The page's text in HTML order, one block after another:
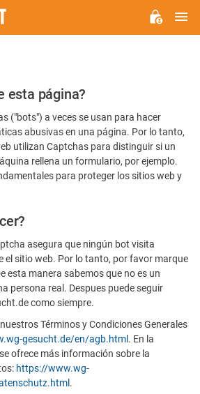
esta página?
("bots") a veces se usan para hacer
abusivas en una página. Por lo tanto,
utilizan Captchas para distinguir si un
rellena un formulario, por ejemplo.
para proteger los sitios web y
asegura que ningún bot visita
el sitio web. Por lo tanto, por favor marque
esta manera sabemos que no es un
persona real. Despues puede seguir
como siempre.
Términos y Condiciones Generales
gesucht.de/en/agb.html . En la
ofrece más información sobre la
https://www.wg-
.